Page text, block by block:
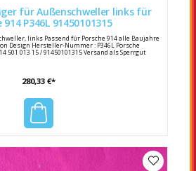
für Außenschweller links für
Porsche 914 P346L 91450101315
links Passend für Porsche 914 alle Baujahre
Design Hersteller-Nummer : P346L Porsche
501 013 15 / 91450101315 Versand als Sperrgut
280,33 €*